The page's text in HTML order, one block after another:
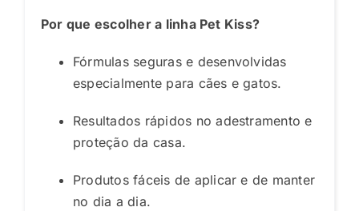
Por que escolher a linha Pet Kiss?
Fórmulas seguras e desenvolvidas
especialmente para cães e gatos.
Resultados rápidos no adestramento e
proteção da casa.
Produtos fáceis de aplicar e de manter
no dia a dia.